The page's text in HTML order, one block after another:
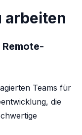
arbeiten
Remote-
Teams für
die